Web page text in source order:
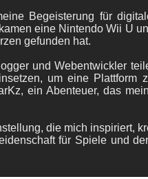
Begeisterung für
eine Nintendo Wii U
gefunden hat.
und Webentwickler
um eine
ein Abenteuer, das
die mich inspiriert,
für Spiele und